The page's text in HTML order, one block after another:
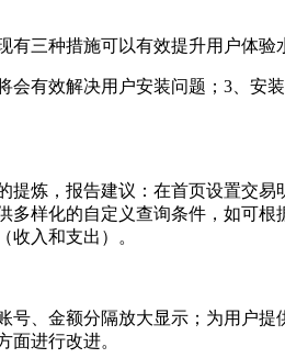
有三种措施可以有效提升用户体验
有效解决用户安装问题；3、安
炼，报告建议：在首页设置交
样化的自定义查询条件，如可
入和支出）。
、金额分隔放大显示；为用户
进行改进。